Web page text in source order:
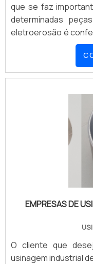
que se faz
determinadas
eletroerosão é
e ótimo
precisão e
para diversas
Com alta qualidade
EMPRESAS DE
O cliente que
usinagem industrial